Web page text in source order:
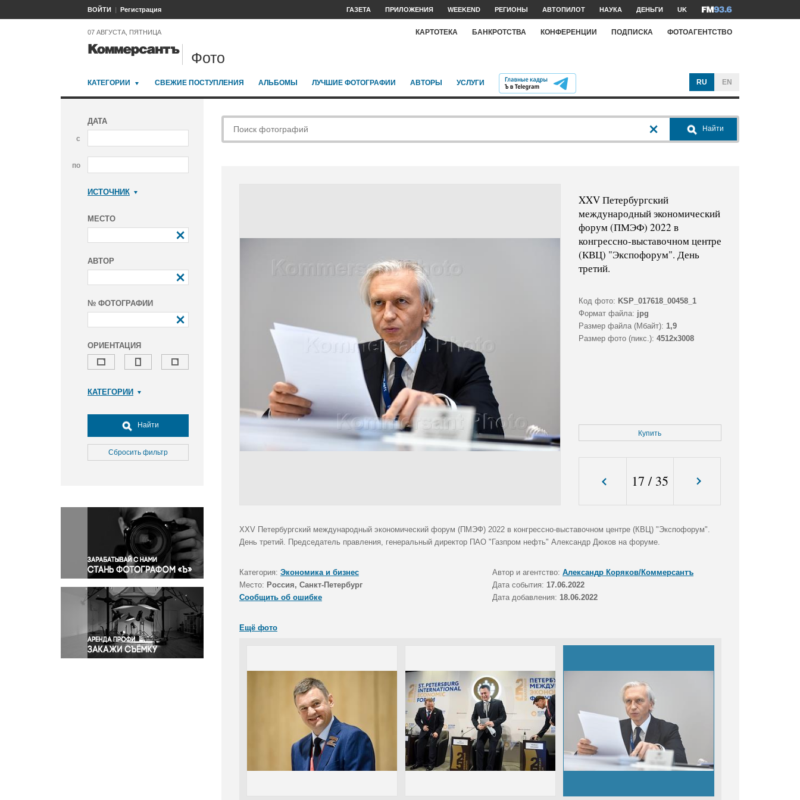
ВОЙТИ Регистрация ГАЗЕТА ПРИЛОЖЕНИЯ WEEKEND РЕГИОНЫ АВТОПИЛОТ НАУКА ДЕНЬГИ UK
07 АВГУСТА, ПЯТНИЦА КАРТОТЕКА БАНКРОТСТВА КОНФЕРЕНЦИИ ПОДПИСКА ФОТОАГЕНТСТВО
Фото
КАТЕГОРИИ СВЕЖИЕ ПОСТУПЛЕНИЯ АЛЬБОМЫ ЛУЧШИЕ ФОТОГРАФИИ АВТОРЫ УСЛУГИ RU EN
ДАТА
с
по
ИСТОЧНИК
МЕСТО
АВТОР
№ ФОТОГРАФИИ
ОРИЕНТАЦИЯ
КАТЕГОРИИ
Досуг, туризм и отдых
Культура
Медицина
Окружающая среда
Политика
Правосудие
Происшествия и конфликты
Религия
Светская жизнь
Спорт
Экология
Экономика и бизнес
Найти
Сбросить фильтр
Найти
XXV Петербургский
международный экономический
форум (ПМЭФ) 2022 в
конгрессно-выставочном центре
(КВЦ) "Экспофорум". День
третий.
Код фото: KSP_017618_00458_1
Формат файла: jpg
Размер файла (Мбайт): 1,9
Размер фото (пикс.): 4512x3008
Купить
17 / 35
XXV Петербургский международный экономический форум (ПМЭФ) 2022 в конгрессно-выставочном центре (КВЦ) "Экспофорум".
День третий. Председатель правления, генеральный директор ПАО "Газпром нефть" Александр Дюков на форуме.
Категория: Экономика и бизнес Автор и агентство: Александр Коряков/Коммерсантъ
Место: Россия, Санкт-Петербург Дата события: 17.06.2022
Сообщить об ошибке
Дата добавления: 18.06.2022
Ещё фото